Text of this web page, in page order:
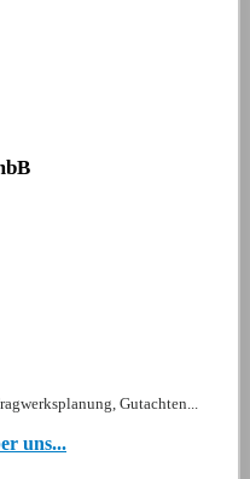
Gutachten...
uns...